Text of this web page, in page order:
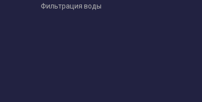
Фильтрация воды